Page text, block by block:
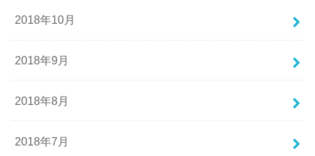
2018年10月
2018年9月
2018年8月
2018年7月